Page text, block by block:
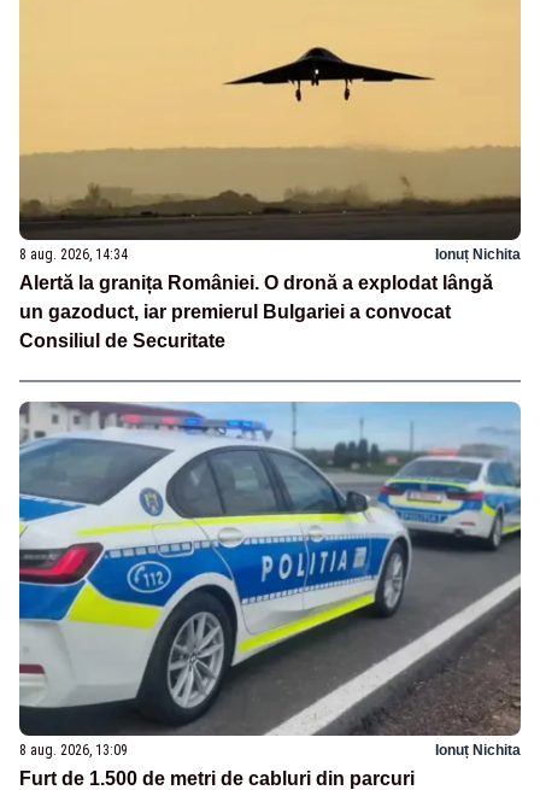
8 aug. 2026, 14:34 Ionuț Nichita
Alertă la granița României. O dronă a explodat lângă
un gazoduct, iar premierul Bulgariei a convocat
Consiliul de Securitate
8 aug. 2026, 13:09 Ionuț Nichita
Furt de 1.500 de metri de cabluri din parcuri